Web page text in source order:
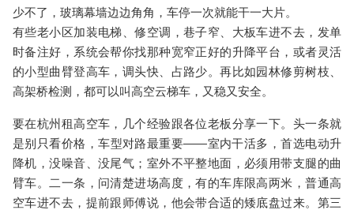
少不了，玻璃幕墙边边角角，车停一次就能干一大片。
有些老小区加装电梯、修空调，巷子窄、大板车进不去，发单
时备注好，系统会帮你找那种宽窄正好的升降平台 ，或者灵活
的小型曲臂登高车 ，调头快、占路少。再比如园林修剪树枝、
高架桥检测，都可以叫高空云梯车 ，又稳又安全。
要在杭州租高空车，几个经验跟各位老板分享一下。头一条就
是别只看价格，车型对路最重要——室内干活多，首选电动升
降机 ，没噪音、没尾气；室外不平整地面，必须用带支腿的曲
臂车。二一条，问清楚进场高度，有的车库限高两米，普通高
空车进不去，提前跟师傅说，他会带合适的矮底盘过来。第三